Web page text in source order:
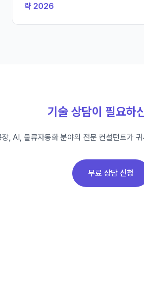
략 2026
기술 상담이 필요하
, AI, 물류자동화 분야의 전문 컨설턴트가
무료 상담 신청